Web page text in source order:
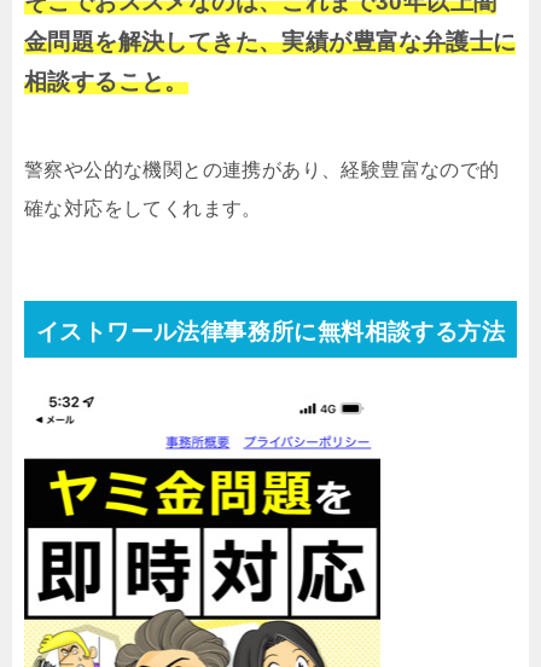
金問題を解決してきた、実績が豊富な弁護士に
相談すること。
警察や公的な機関との連携があり、経験豊富なので的
確な対応をしてくれます。
イストワール法律事務所に無料相談する方法